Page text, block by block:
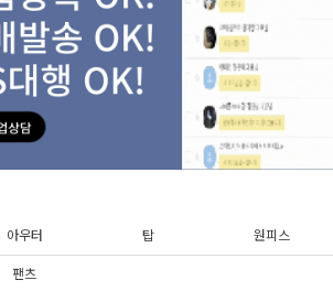
아우터 탑 원피스
팬츠